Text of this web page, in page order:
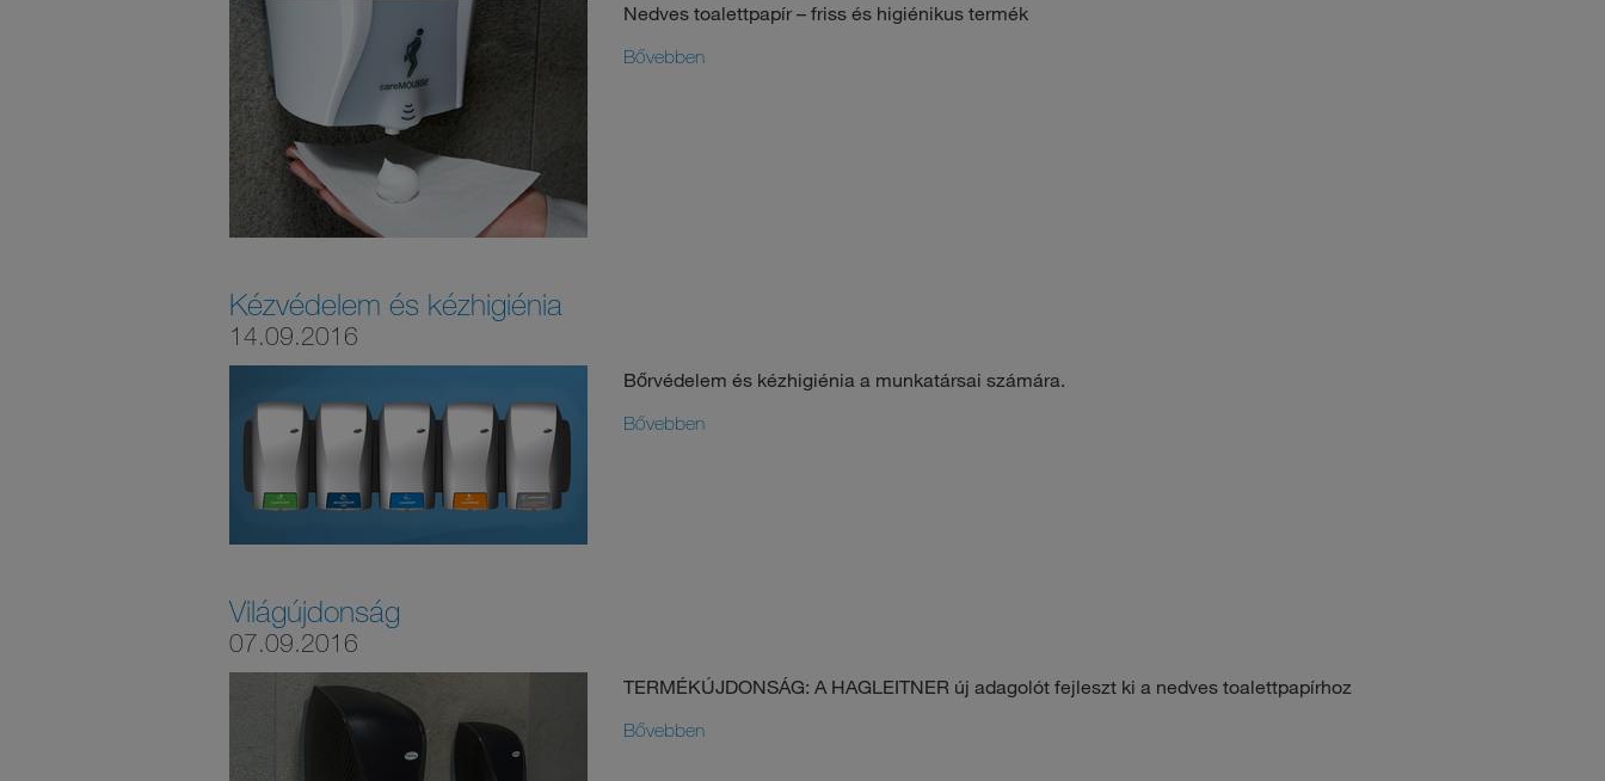
Nedves toalettpapír – friss és higiénikus termék
Bővebben
Kézvédelem és kézhigiénia
14.09.2016
Bőrvédelem és kézhigiénia a munkatársai számára.
Bővebben
Világújdonság
07.09.2016
TERMÉKÚJDONSÁG: A HAGLEITNER új adagolót fejleszt ki a nedves toalettpapírhoz
Bővebben